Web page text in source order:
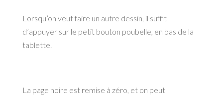
Lorsqu’on veut faire un autre dessin, il suffit
d’appuyer sur le petit bouton poubelle, en bas de la
tablette.
La page noire est remise à zéro, et on peut